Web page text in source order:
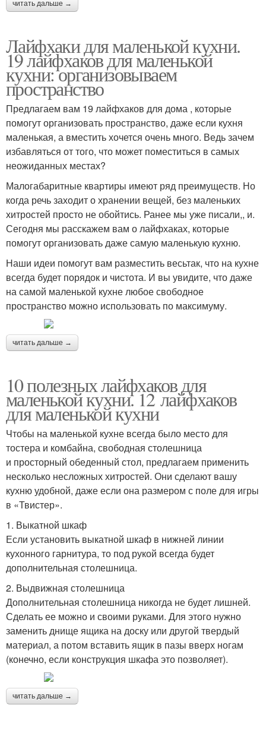
читать дальше →
Лайфхаки для маленькой кухни.
19 лайфхаков для маленькой
кухни: организовываем
пространство
Предлагаем вам 19 лайфхаков для дома , которые
помогут организовать пространство, даже если кухня
маленькая, а вместить хочется очень много. Ведь зачем
избавляться от того, что может поместиться в самых
неожиданных местах?
Малогабаритные квартиры имеют ряд преимуществ. Но
когда речь заходит о хранении вещей, без маленьких
хитростей просто не обойтись. Ранее мы уже писали,, и.
Сегодня мы расскажем вам о лайфхаках, которые
помогут организовать даже самую маленькую кухню.
Наши идеи помогут вам разместить весьтак, что на кухне
всегда будет порядок и чистота. И вы увидите, что даже
на самой маленькой кухне любое свободное
пространство можно использовать по максимуму.
читать дальше →
10 полезных лайфхаков для
маленькой кухни. 12 лайфхаков
для маленькой кухни
Чтобы на маленькой кухне всегда было место для
тостера и комбайна, свободная столешница
и просторный обеденный стол, предлагаем применить
несколько несложных хитростей. Они сделают вашу
кухню удобной, даже если она размером с поле для игры
в «Твистер».
1. Выкатной шкаф
Если установить выкатной шкаф в нижней линии
кухонного гарнитура, то под рукой всегда будет
дополнительная столешница.
2. Выдвижная столешница
Дополнительная столешница никогда не будет лишней.
Сделать ее можно и своими руками. Для этого нужно
заменить днище ящика на доску или другой твердый
материал, а потом вставить ящик в пазы вверх ногам
(конечно, если конструкция шкафа это позволяет).
читать дальше →